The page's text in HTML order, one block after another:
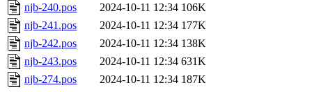
njb-240.pos
2024-10-11 12:34 106K
njb-241.pos
2024-10-11 12:34 177K
njb-242.pos
2024-10-11 12:34 138K
njb-243.pos
2024-10-11 12:34 631K
njb-274.pos
2024-10-11 12:34 187K